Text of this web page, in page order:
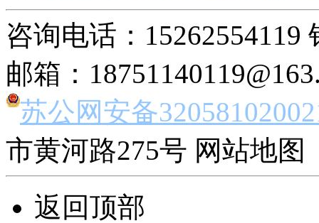
咨询电话：15262554119
邮箱：
苏公网安备
市黄河路275号 网站地图
返回顶部